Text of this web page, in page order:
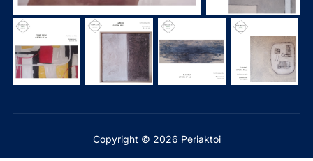
Copyright © 2026 Periaktoi